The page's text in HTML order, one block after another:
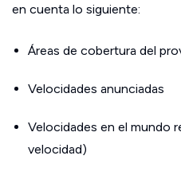
en cuenta lo siguiente:
Áreas de cobertura del
Velocidades anunciadas
Velocidades en el mundo
velocidad)